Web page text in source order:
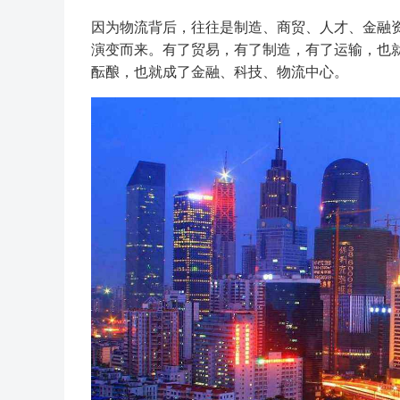
因为物流背后，往往是制造、商贸、人才、金
演变而来。有了贸易，有了制造，有了运输，
酝酿，也就成了金融、科技、物流中心。